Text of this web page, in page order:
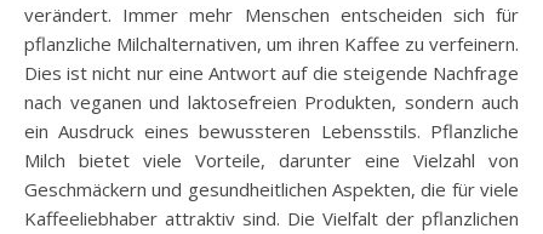
verändert. Immer mehr Menschen entscheiden sich für
pflanzliche Milchalternativen, um ihren Kaffee zu verfeinern.
Dies ist nicht nur eine Antwort auf die steigende Nachfrage
nach veganen und laktosefreien Produkten, sondern auch
ein Ausdruck eines bewussteren Lebensstils. Pflanzliche
Milch bietet viele Vorteile, darunter eine Vielzahl von
Geschmäckern und gesundheitlichen Aspekten, die für viele
Kaffeeliebhaber attraktiv sind. Die Vielfalt der pflanzlichen